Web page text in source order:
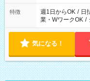
特徴 週1日からOK / 日
業・WワークOK /
気になる！